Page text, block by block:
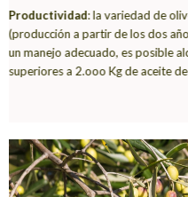
Productividad: la variedad de
(producción a partir de los dos
un manejo adecuado, es posible
superiores a 2.ooo Kg de aceite